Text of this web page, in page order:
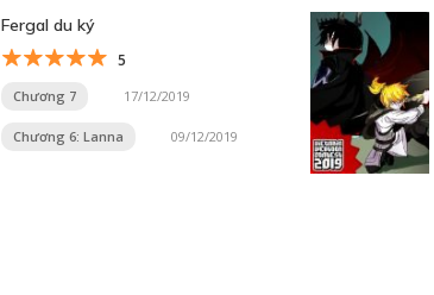
Fergal du ký
5
Chương 7 17/12/2019
Chương 6: Lanna 09/12/2019